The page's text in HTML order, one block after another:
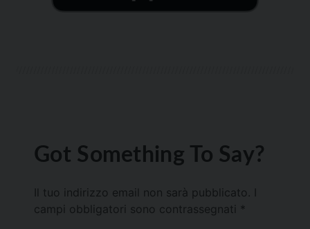
Got Something To Say?
Il tuo indirizzo email non sarà pubblicato.
campi obbligatori sono contrassegnati *